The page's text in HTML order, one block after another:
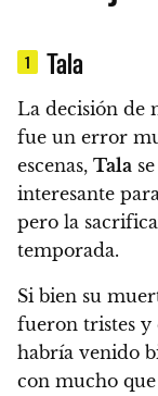
1 Tala
La decisión de
fue un error
escenas, Tala
interesante
pero la
temporada.
Si bien su
fueron tristes y
habría venido
con mucho